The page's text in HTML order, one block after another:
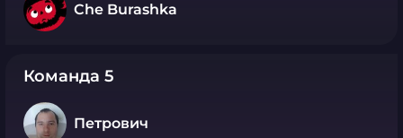
Che Burashka
Команда 5
Петрович